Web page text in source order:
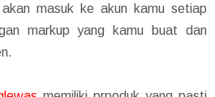
masuk ke akun kamu setiap
markup yang kamu buat dan